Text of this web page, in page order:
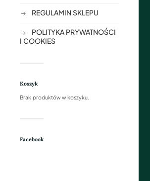
REGULAMIN SKLEPU
POLITYKA PRYWATNOŚCI
I COOKIES
Koszyk
Brak produktów w koszyku.
Facebook